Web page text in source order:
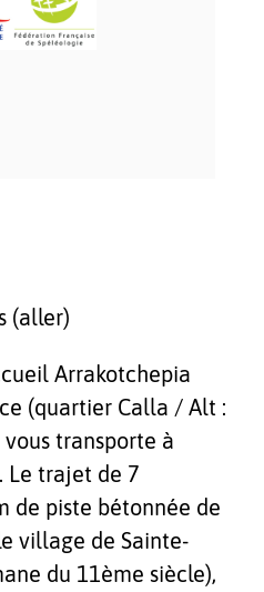
(aller)
Arrakotchepia
(quartier Calla / Alt :
transporte à
Le trajet de 7
de piste bétonnée de
village de Sainte-
du 11ème siècle),